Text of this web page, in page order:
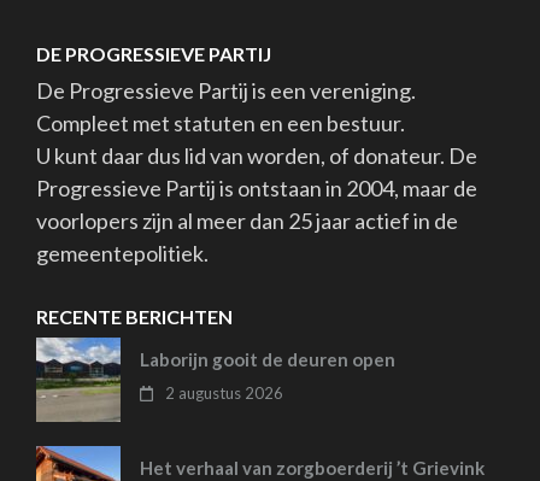
DE PROGRESSIEVE PARTIJ
De Progressieve Partij is een vereniging.
Compleet met statuten en een bestuur.
U kunt daar dus lid van worden, of donateur. De
Progressieve Partij is ontstaan in 2004, maar de
voorlopers zijn al meer dan 25 jaar actief in de
gemeentepolitiek.
RECENTE BERICHTEN
Laborijn gooit de deuren open
2 augustus 2026
Het verhaal van zorgboerderij ’t Grievink